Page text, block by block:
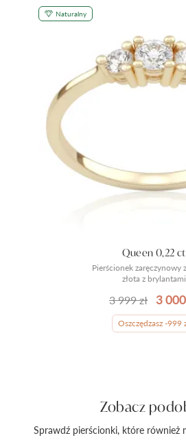
Naturalny
Pierścionek zaręczynowy
złota z brylantami
Queen 0,22 ct
3 999 zł 3
Oszczędzasz -999
Zobacz
Sprawdź pierścionki, które również